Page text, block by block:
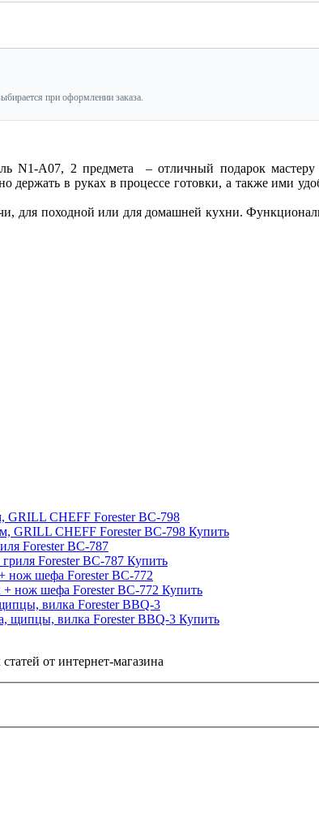
при оформлении заказа.
N1-A07, 2 предмета – отличный подарок
держать в руках в процессе готовки, а также ими
для походной или для домашней кухни.
GRILL CHEFF Forester BC-798 Купить
Forester BC-787 Купить
нож шефа Forester BC-772 Купить
щипцы, вилка Forester BBQ-3 Купить
от интернет-магазина